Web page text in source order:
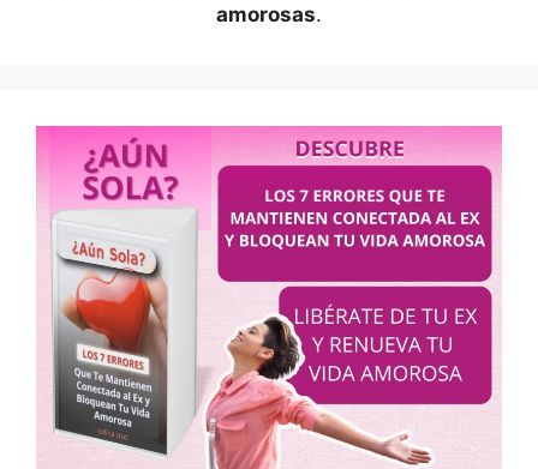
amorosas.